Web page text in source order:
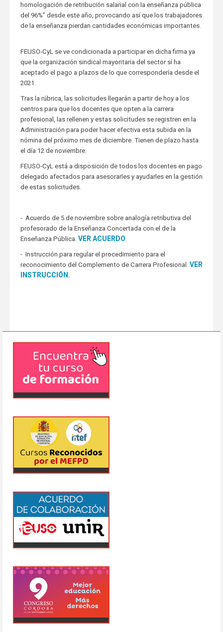
homologación de retribución salarial con la enseñanza pública
del 96%” desde este año, provocando así que los trabajadores
de la enseñanza pierdan cantidades económicas importantes.
FEUSO-CyL se ve condicionada a participar en dicha firma ya
que la organización sindical mayoritaria del sector sí ha
aceptado el pago a plazos de lo que correspondería desde el
2021.
Tras la rúbrica, las solicitudes llegarán a partir de hoy a los
centros para que los docentes que opten a la carrera
profesional, las rellenen y estas solicitudes se registren en la
Administración para poder hacer efectiva esta subida en la
nómina del próximo mes de diciembre. Tienen de plazo hasta
el día 12 de noviembre.
FEUSO-CyL está a disposición de todos los docentes en pago
delegado afectados para asesorarles y ayudarles en la gestión
de estas solicitudes.
- Acuerdo de 5 de noviembre sobre analogía retributiva del
profesorado de la Enseñanza Concertada con el de la
Enseñanza Pública. VER ACUERDO
- Instrucción para regular el procedimiento para el
reconocimiento del Complemento de Carrera Profesional. VER
INSTRUCCIÓN.